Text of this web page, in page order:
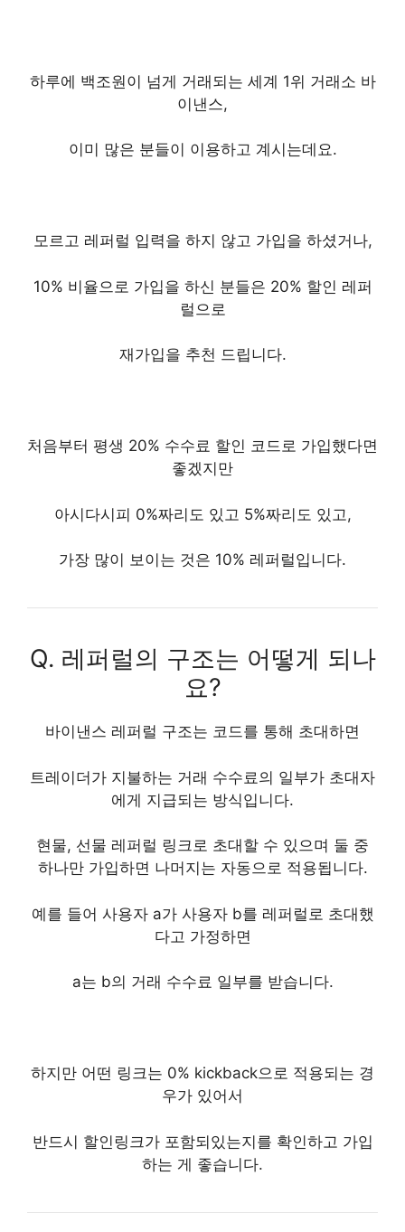
하루에 백조원이 넘게 거래되는 세계 1위 거래소 바
이낸스,
이미 많은 분들이 이용하고 계시는데요.
모르고 레퍼럴 입력을 하지 않고 가입을 하셨거나,
10% 비율으로 가입을 하신 분들은 20% 할인 레퍼
럴으로
재가입을 추천 드립니다.
처음부터 평생 20% 수수료 할인 코드로 가입했다면
좋겠지만
아시다시피 0%짜리도 있고 5%짜리도 있고,
가장 많이 보이는 것은 10% 레퍼럴입니다.
Q. 레퍼럴의 구조는 어떻게 되나
요?
바이낸스 레퍼럴 구조는 코드를 통해 초대하면
트레이더가 지불하는 거래 수수료의 일부가 초대자
에게 지급되는 방식입니다.
현물, 선물 레퍼럴 링크로 초대할 수 있으며 둘 중
하나만 가입하면 나머지는 자동으로 적용됩니다.
예를 들어 사용자 a가 사용자 b를 레퍼럴로 초대했
다고 가정하면
a는 b의 거래 수수료 일부를 받습니다.
하지만 어떤 링크는 0% kickback으로 적용되는 경
우가 있어서
반드시 할인링크가 포함되있는지를 확인하고 가입
하는 게 좋습니다.